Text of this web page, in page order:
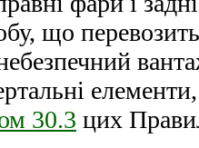
що
30.3 цих